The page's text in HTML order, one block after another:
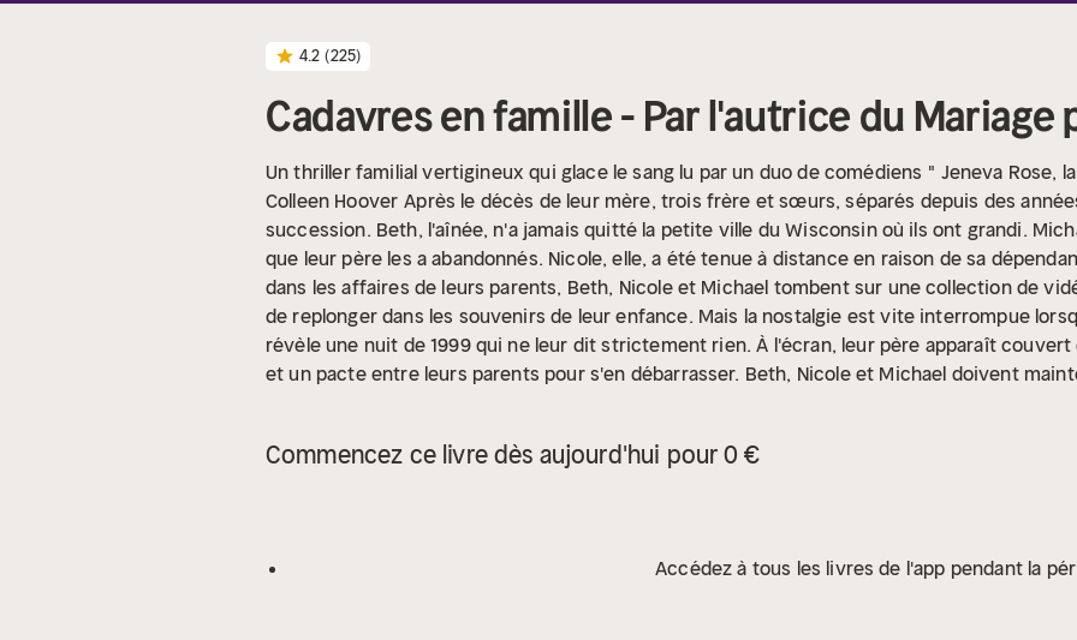
4.2 (225)
Cadavres en famille - Par l'autrice du Mariage
Un thriller familial vertigineux qui glace le sang lu par un duo de comédiens " Jeneva Rose,
Colleen Hoover Après le décès de leur mère, trois frère et sœurs, séparés depuis des
succession. Beth, l'aînée, n'a jamais quitté la petite ville du Wisconsin où ils ont grandi.
que leur père les a abandonnés. Nicole, elle, a été tenue à distance en raison de sa
dans les affaires de leurs parents, Beth, Nicole et Michael tombent sur une collection de
de replonger dans les souvenirs de leur enfance. Mais la nostalgie est vite interrompue
révèle une nuit de 1999 qui ne leur dit strictement rien. À l'écran, leur père apparaît couvert
et un pacte entre leurs parents pour s'en débarrasser. Beth, Nicole et Michael doivent
Commencez ce livre dès aujourd'hui pour 0 €
Accédez à tous les livres de l'app pendant la